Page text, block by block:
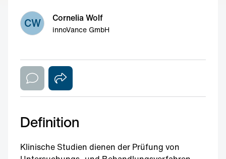
CW Cornelia Wolf
innoVance GmbH
Definition
Klinische Studien dienen der Prüfung von